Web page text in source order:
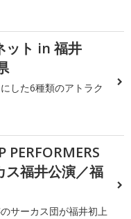
ット in 福井
した6種類のアトラク
PERFORMERS
ス福井公演／福
サーカス団が福井初上